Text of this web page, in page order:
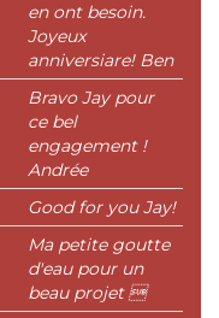
en ont besoin.
Joyeux
anniversiare! Ben
Bravo Jay pour
ce bel
engagement !
Andrée
Good for you Jay!
Ma petite goutte
d'eau pour un
beau projet 